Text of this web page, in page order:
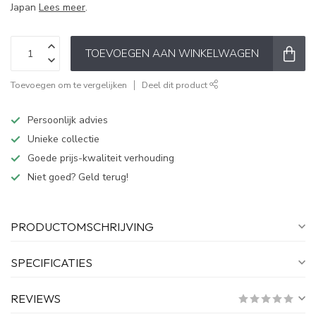
Japan Lees meer.
TOEVOEGEN AAN WINKELWAGEN
Toevoegen om te vergelijken Deel dit product
Persoonlijk advies
Unieke collectie
Goede prijs-kwaliteit verhouding
Niet goed? Geld terug!
PRODUCTOMSCHRIJVING
SPECIFICATIES
REVIEWS